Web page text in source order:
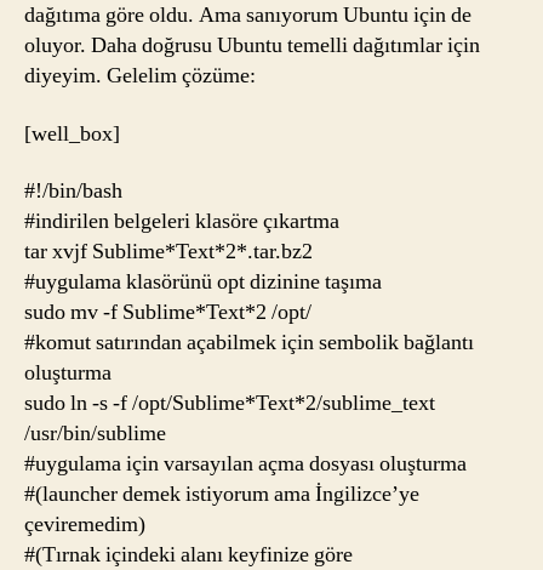
dağıtıma göre oldu. Ama sanıyorum Ubuntu için de
oluyor. Daha doğrusu Ubuntu temelli dağıtımlar için
diyeyim. Gelelim çözüme:
[well_box]
#!/bin/bash
#indirilen belgeleri klasöre çıkartma
tar xvjf Sublime*Text*2*.tar.bz2
#uygulama klasörünü opt dizinine taşıma
sudo mv -f Sublime*Text*2 /opt/
#komut satırından açabilmek için sembolik bağlantı
oluşturma
sudo ln -s -f /opt/Sublime*Text*2/sublime_text
/usr/bin/sublime
#uygulama için varsayılan açma dosyası oluşturma
#(launcher demek istiyorum ama İngilizce’ye
çeviremedim)
#(Tırnak içindeki alanı keyfinize göre